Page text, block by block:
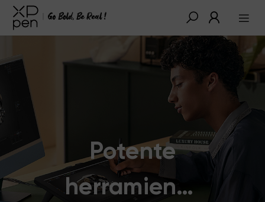
Potente
herramienta